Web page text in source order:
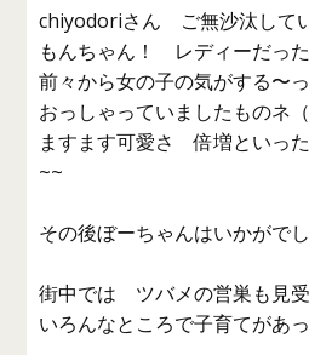
chiyodoriさん ご無沙汰してい
もんちゃん！ レディーだっ
前々から女の子の気がする〜
おっしゃっていましたものネ
ますます可愛さ 倍増といっ
~~
その後ぼーちゃんはいかがで
街中では ツバメの営巣も見
いろんなところで子育てがあ